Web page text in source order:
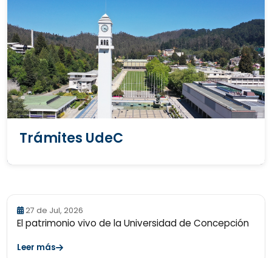
Trámites UdeC
27 de Jul, 2026
El patrimonio vivo de la Universidad de Concepción
Leer más